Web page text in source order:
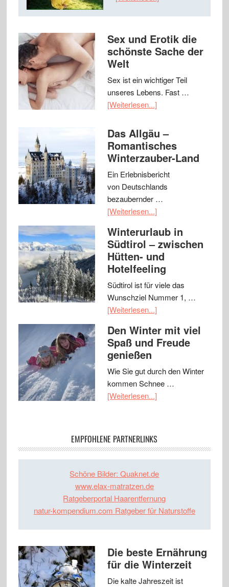
Sex und Erotik die
schönste Sache der
Welt
Sex ist ein wichtiger Teil
unseres Lebens. Fast …
[Weiterlesen...]
Das Allgäu –
Romantisches
Winterzauber-Land
Ein Erlebnisbericht
von Deutschlands
bezaubernder …
[Weiterlesen...]
Winterurlaub in
Südtirol – zwischen
Hütten- und
Hotelfeeling
Südtirol ist für viele das
Wunschziel Nummer 1, …
[Weiterlesen...]
Den Winter mit viel
Spaß und Freude
genießen
Wie Sie gut durch den Winter
kommen Schnee …
[Weiterlesen...]
EMPFOHLENE PARTNERLINKS
Schöne Bilder: Quaknet.de
www.elax-matratzen.de
Ratgeberportal Haarentfernung
natur-kompendium.com Ratgeber für Naturstoffe
Die beste Ernährung
für die Winterzeit
Die kalte Jahreszeit ist